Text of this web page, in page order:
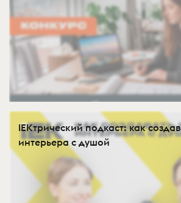
IEKтрический подкаст: как
интерьера с душой